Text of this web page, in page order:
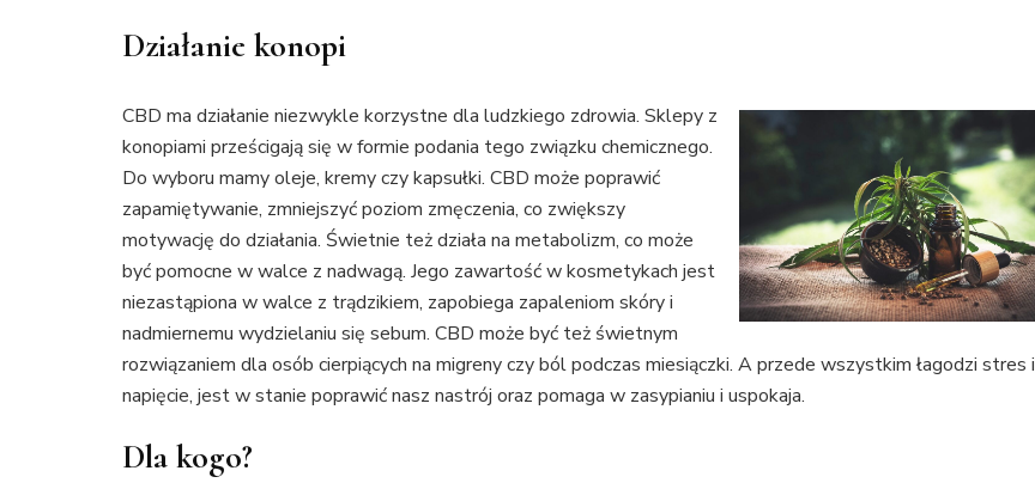
Działanie konopi
CBD ma działanie niezwykle korzystne dla ludzkiego zdrowia. Sklepy z
konopiami prześcigają się w formie podania tego związku chemicznego.
Do wyboru mamy oleje, kremy czy kapsułki. CBD może poprawić
zapamiętywanie, zmniejszyć poziom zmęczenia, co zwiększy
motywację do działania. Świetnie też działa na metabolizm, co może
być pomocne w walce z nadwagą. Jego zawartość w kosmetykach jest
niezastąpiona w walce z trądzikiem, zapobiega zapaleniom skóry i
nadmiernemu wydzielaniu się sebum. CBD może być też świetnym
rozwiązaniem dla osób cierpiących na migreny czy ból podczas miesiączki. A przede wszystkim łagodzi stres i
napięcie, jest w stanie poprawić nasz nastrój oraz pomaga w zasypianiu i uspokaja.
Dla kogo?